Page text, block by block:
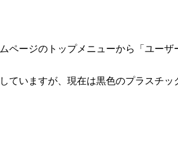
ページのトップメニューから「ユー
ていますが、現在は黒色のプラスチ